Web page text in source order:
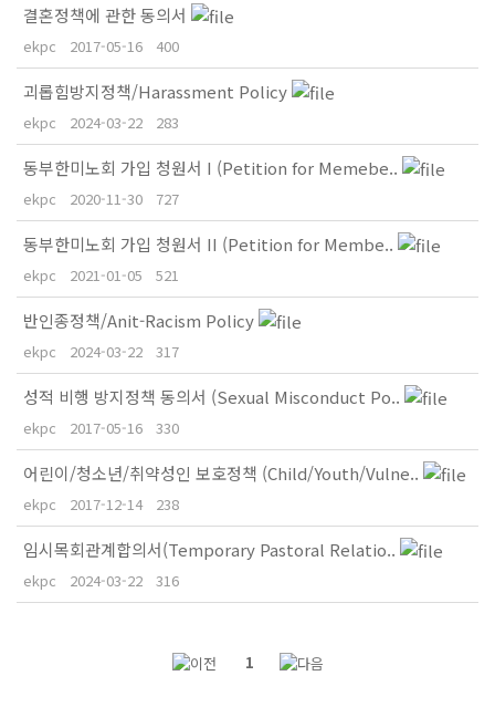
결혼정책에 관한 동의서
ekpc 2017-05-16 400
괴롭힘방지정책/Harassment Policy
ekpc 2024-03-22 283
동부한미노회 가입 청원서 I (Petition for Memebe..
ekpc 2020-11-30 727
동부한미노회 가입 청원서 II (Petition for Membe..
ekpc 2021-01-05 521
반인종정책/Anit-Racism Policy
ekpc 2024-03-22 317
성적 비행 방지정책 동의서 (Sexual Misconduct Po..
ekpc 2017-05-16 330
어린이/청소년/취약성인 보호정책 (Child/Youth/Vulne..
ekpc 2017-12-14 238
임시목회관계합의서(Temporary Pastoral Relatio..
ekpc 2024-03-22 316
1